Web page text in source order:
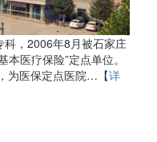
，2006年8月被石家庄
医疗保险”定点单位。
为医保定点医院…【详